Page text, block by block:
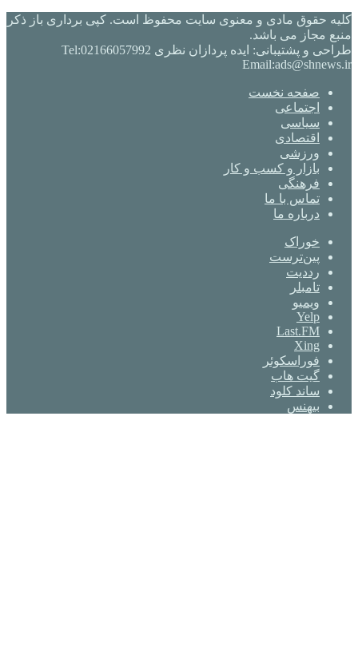
کلیه حقوق مادی و معنوی سایت محفوظ است. کپی برداری باز ذکر
منبع مجاز می باشد.
طراحی و پشتیبانی: ایده پردازان نظری Tel:02166057992
Email:ads@shnews.ir
صفحه نخست
اجتماعی
سیاسی
اقتصادی
ورزشی
بازار و کسب و کار
فرهنگی
تماس با ما
درباره ما
خوراک
‫پین‌ترست
‫رددیت
‫تامبلر
ویمیو
Yelp
Last.FM
Xing
فوراسکوئر
گیت ‌هاب
ساند کلود
بیهنس